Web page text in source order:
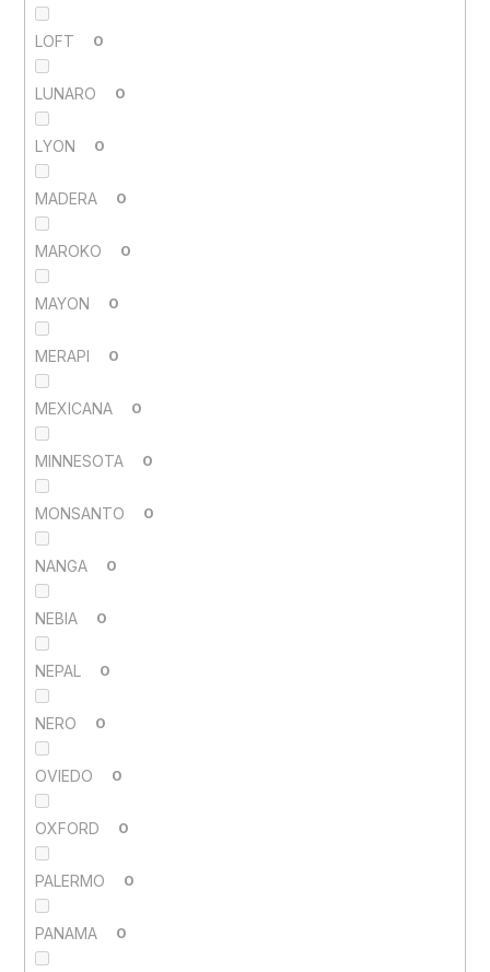
LOFT 0
LUNARO 0
LYON 0
MADERA 0
MAROKO 0
MAYON 0
MERAPI 0
MEXICANA 0
MINNESOTA 0
MONSANTO 0
NANGA 0
NEBIA 0
NEPAL 0
NERO 0
OVIEDO 0
OXFORD 0
PALERMO 0
PANAMA 0